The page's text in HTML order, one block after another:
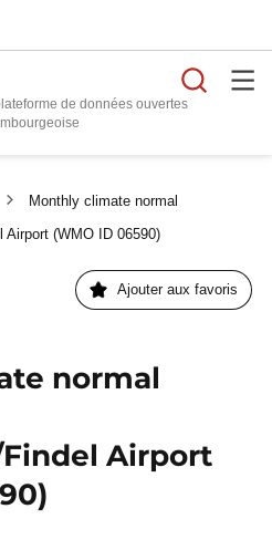
de données ouvertes
Monthly climate normal
Airport (WMO ID 06590)
Ajouter aux favoris
normal
Airport